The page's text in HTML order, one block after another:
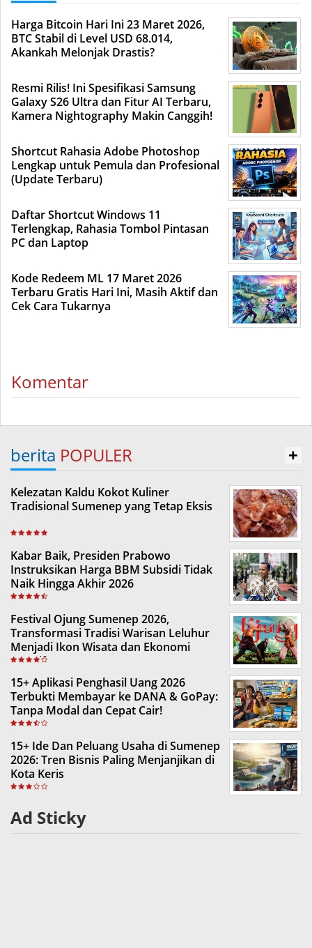
Harga Bitcoin Hari Ini 23 Maret 2026,
BTC Stabil di Level USD 68.014,
Akankah Melonjak Drastis?
Resmi Rilis! Ini Spesifikasi Samsung
Galaxy S26 Ultra dan Fitur AI Terbaru,
Kamera Nightography Makin Canggih!
Shortcut Rahasia Adobe Photoshop
Lengkap untuk Pemula dan Profesional
(Update Terbaru)
Daftar Shortcut Windows 11
Terlengkap, Rahasia Tombol Pintasan
PC dan Laptop
Kode Redeem ML 17 Maret 2026
Terbaru Gratis Hari Ini, Masih Aktif dan
Cek Cara Tukarnya
Komentar
berita POPULER +
Kelezatan Kaldu Kokot Kuliner
Tradisional Sumenep yang Tetap Eksis
Kabar Baik, Presiden Prabowo
Instruksikan Harga BBM Subsidi Tidak
Naik Hingga Akhir 2026
Festival Ojung Sumenep 2026,
Transformasi Tradisi Warisan Leluhur
Menjadi Ikon Wisata dan Ekonomi
Kreatif
15+ Aplikasi Penghasil Uang 2026
Terbukti Membayar ke DANA & GoPay:
Tanpa Modal dan Cepat Cair!
15+ Ide Dan Peluang Usaha di Sumenep
2026: Tren Bisnis Paling Menjanjikan di
Kota Keris
Ad Sticky